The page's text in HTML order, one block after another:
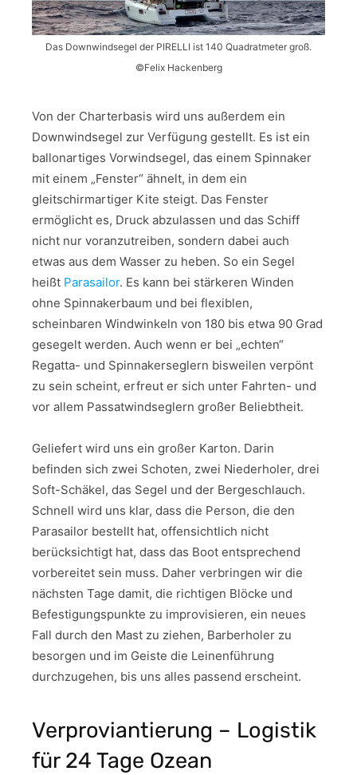
Das Downwindsegel der PIRELLI ist 140 Quadratmeter groß.
©Felix Hackenberg
Von der Charterbasis wird uns außerdem ein
Downwindsegel zur Verfügung gestellt. Es ist ein
ballonartiges Vorwindsegel, das einem Spinnaker
mit einem „Fenster“ ähnelt, in dem ein
gleitschirmartiger Kite steigt. Das Fenster
ermöglicht es, Druck abzulassen und das Schiff
nicht nur voranzutreiben, sondern dabei auch
etwas aus dem Wasser zu heben. So ein Segel
heißt Parasailor. Es kann bei stärkeren Winden
ohne Spinnakerbaum und bei flexiblen,
scheinbaren Windwinkeln von 180 bis etwa 90 Grad
gesegelt werden. Auch wenn er bei „echten“
Regatta- und Spinnakerseglern bisweilen verpönt
zu sein scheint, erfreut er sich unter Fahrten- und
vor allem Passatwindseglern großer Beliebtheit.
Geliefert wird uns ein großer Karton. Darin
befinden sich zwei Schoten, zwei Niederholer, drei
Soft-Schäkel, das Segel und der Bergeschlauch.
Schnell wird uns klar, dass die Person, die den
Parasailor bestellt hat, offensichtlich nicht
berücksichtigt hat, dass das Boot entsprechend
vorbereitet sein muss. Daher verbringen wir die
nächsten Tage damit, die richtigen Blöcke und
Befestigungspunkte zu improvisieren, ein neues
Fall durch den Mast zu ziehen, Barberholer zu
besorgen und im Geiste die Leinenführung
durchzugehen, bis uns alles passend erscheint.
Verproviantierung – Logistik
für 24 Tage Ozean